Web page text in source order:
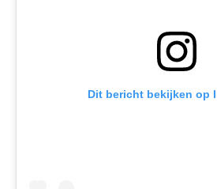
Dit bericht bekijken op